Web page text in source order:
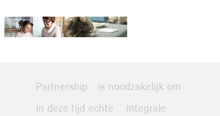
Partnership is noodzakelijk om
in deze tijd echte integrale